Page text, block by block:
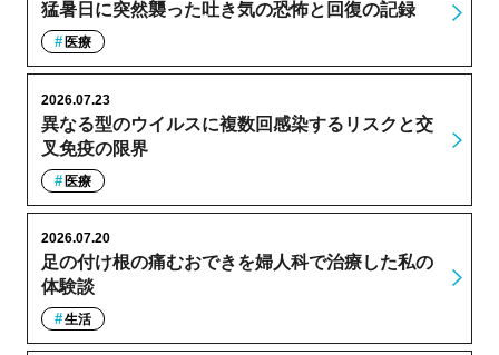
猛暑日に突然襲った吐き気の恐怖と回復の記録
医療
異なる型のウイルスに複数回感染するリスクと交
叉免疫の限界
2026.07.23
医療
足の付け根の痛むおできを婦人科で治療した私の
体験談
2026.07.20
生活